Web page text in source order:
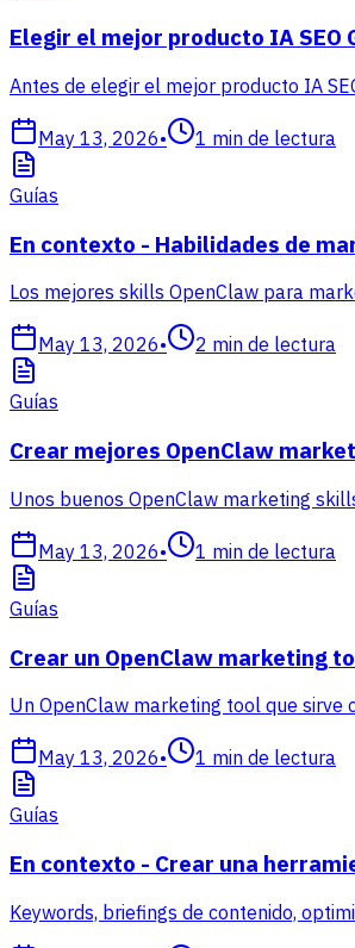
Elegir el mejor producto IA SEO
Antes de elegir el mejor producto IA
May 13, 2026• 1 min de lectura
Guías
En contexto - Habilidades de
Los mejores skills OpenClaw para
May 13, 2026• 2 min de lectura
Guías
Crear mejores OpenClaw
Unos buenos OpenClaw marketing
May 13, 2026• 1 min de lectura
Guías
Crear un OpenClaw marketing
Un OpenClaw marketing tool que sirve
May 13, 2026• 1 min de lectura
Guías
En contexto - Crear una
Keywords, briefings de contenido,